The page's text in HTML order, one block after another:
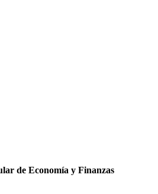
de Economía y Finanzas